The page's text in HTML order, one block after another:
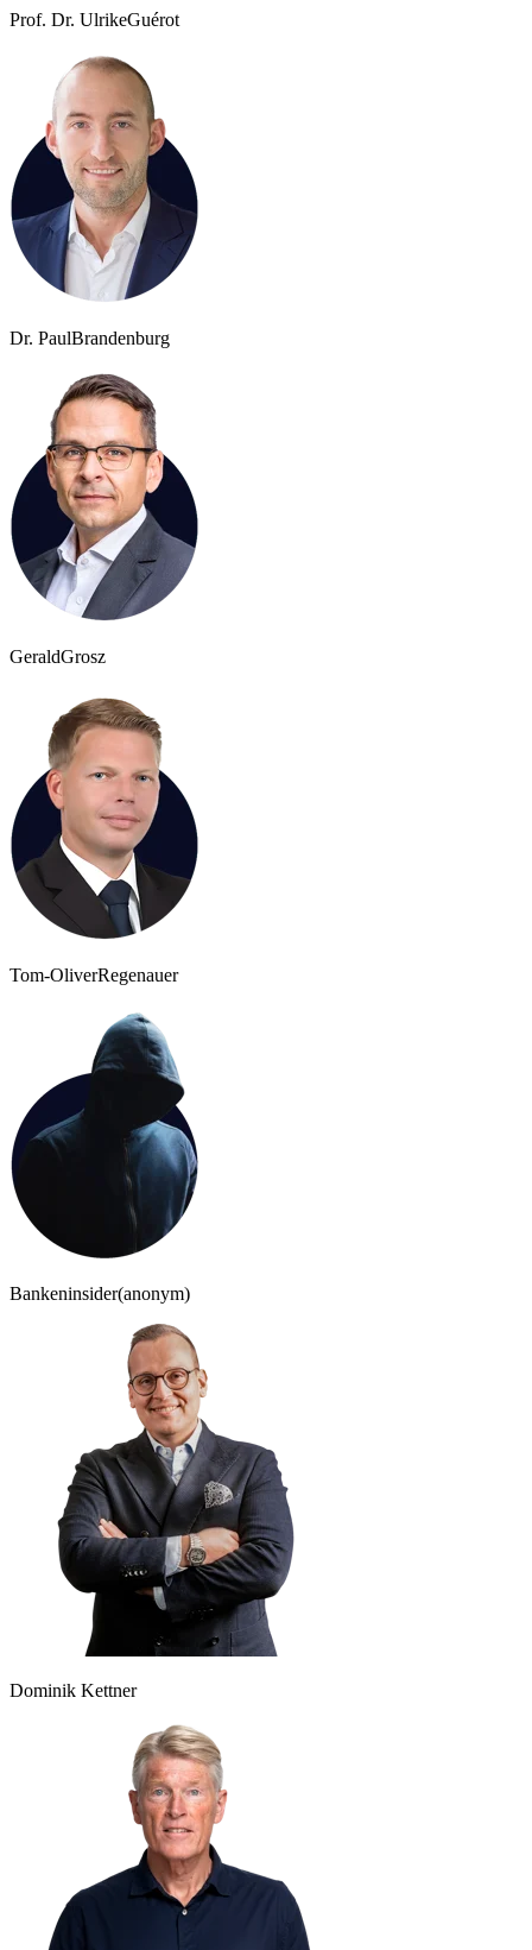
Prof. Dr. UlrikeGuérot
Dr. PaulBrandenburg
GeraldGrosz
Tom-OliverRegenauer
Bankeninsider(anonym)
Dominik Kettner